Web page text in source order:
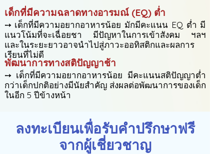
เด็กที่มีความฉลาดทางอารมณ์ (EQ) ต่ำ
➙ เด็กที่มีความอยากอาหารน้อย มักมีคะแนน EQ ต่ำ มี
แนวโน้มที่จะเฉื่อยชา มีปัญหาในการเข้าสังคม ฯลฯ
และในระยะยาวอาจนำไปสู่ภาวะออทิสติกและผลการ
เรียนที่ไม่ดี
พัฒนาการทางสติปัญญาช้า
➙ เด็กที่มีความอยากอาหารน้อย มีคะแนนสติปัญญาต่ำ
กว่าเด็กปกติอย่างมีนัยสำคัญ ส่งผลต่อพัฒนาการของเด็ก
ในอีก 5 ปีข้างหน้า
ลงทะเบียนเพื่อรับคำปรึกษาฟรี
จากผู้เชี่ยวชาญ